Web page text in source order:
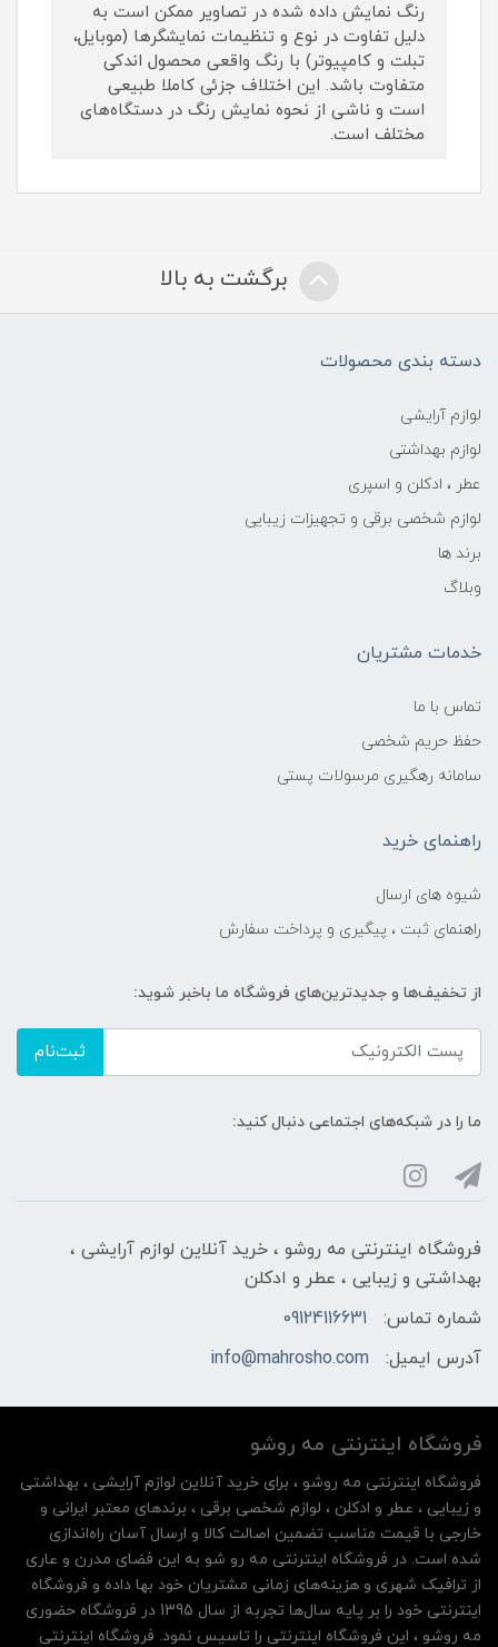
رنگ نمایش داده‌ شده در تصاویر ممکن است به
دلیل تفاوت در نوع و تنظیمات نمایشگرها (موبایل،
تبلت و کامپیوتر) با رنگ واقعی محصول اندکی
متفاوت باشد. این اختلاف جزئی کاملا طبیعی
است و ناشی از نحوه نمایش رنگ در دستگاه‌های
مختلف است.
برگشت به بالا
دسته بندی محصولات
لوازم آرایشی
لوازم بهداشتی
عطر ، ادکلن و اسپری
لوازم شخصی برقی و تجهیزات زیبایی
برند ها
وبلاگ
خدمات مشتریان
تماس با ما
حفظ حریم شخصی
سامانه رهگیری مرسولات پستی
راهنمای خرید
شیوه های ارسال
راهنمای ثبت ، پیگیری و پرداخت سفارش
از تخفیف‌ها و جدیدترین‌های فروشگاه ما باخبر شوید:
ثبت‌نام
ما را در شبکه‌های اجتماعی دنبال کنید:
فروشگاه اینترنتی مه‌ رو‌شو ، خرید آنلاین لوازم آرایشی ،
بهداشتی و زیبایی ، عطر و ادکلن
شماره تماس:
09124116631
آدرس ایمیل:
info@mahrosho.com
فروشگاه اینترنتی مه‌ رو‌شو
فروشگاه اینترنتی مه‌ رو‌شو ، برای خرید آنلاین لوازم آرایشی ، بهداشتی
و زیبایی ، عطر و ادکلن ، لوازم شخصی برقی ، برندهای معتبر ایرانی و
خارجی با قیمت مناسب تضمین اصالت کالا و ارسال آسان راه‌اندازی
شده است. در فروشگاه اینترنتی مه رو شو به این فضای مدرن و عاری
از ترافیک شهری و هزینه‌های زمانی مشتریان خود بها داده و فروشگاه
اینترنتی خود را بر پایه سال‌ها تجربه از سال 1395 در فروشگاه حضوری
مه روشو ، این فروشگاه اینترنتی را تاسیس نمود. فروشگاه اینترنتی